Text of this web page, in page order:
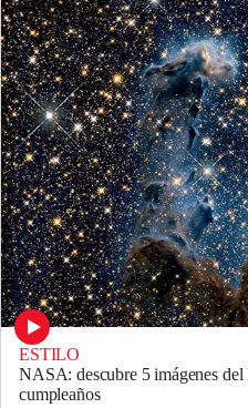
ESTILO
NASA: descubre 5 imágenes
cumpleaños